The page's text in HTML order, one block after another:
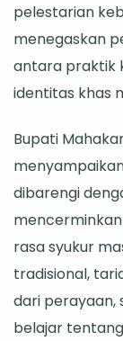
pelestarian
menegaskan
antara praktik
identitas khas
Bupati
dibarengi
rasa syukur
tradisional,
dari perayaan,
belajar